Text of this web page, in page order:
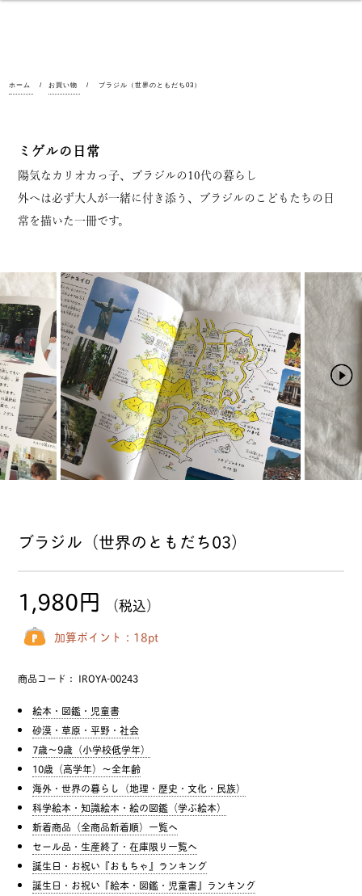
ホーム お買い物 ブラジル（世界のともだち03）
ミゲルの日常
陽気なカリオカっ子、ブラジルの10代の暮らし
外へは必ず大人が一緒に付き添う、ブラジルのこどもたちの日
常を描いた一冊です。
ブラジル（世界のともだち03）
1,980円 （税込）
加算ポイント： 18pt
商品コード： IROYA-00243
絵本・図鑑・児童書
砂漠・草原・平野・社会
7歳〜9歳（小学校低学年）
10歳（高学年）〜全年齢
海外・世界の暮らし（地理・歴史・文化・民族）
科学絵本・知識絵本・絵の図鑑（学ぶ絵本）
新着商品（全商品新着順）一覧へ
セール品・生産終了・在庫限り一覧へ
誕生日・お祝い『おもちゃ』ランキング
誕生日・お祝い『絵本・図鑑・児童書』ランキング